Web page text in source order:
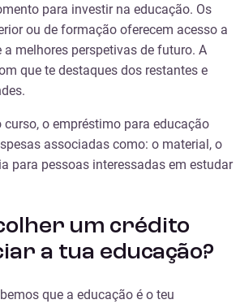
para investir na educação. Os
ou de formação oferecem acesso a
a melhores perspetivas de futuro. A
que te destaques dos restantes e
o empréstimo para educação
associadas como: o material, o
para pessoas interessadas em estudar
um crédito
a tua educação?
que a educação é o teu